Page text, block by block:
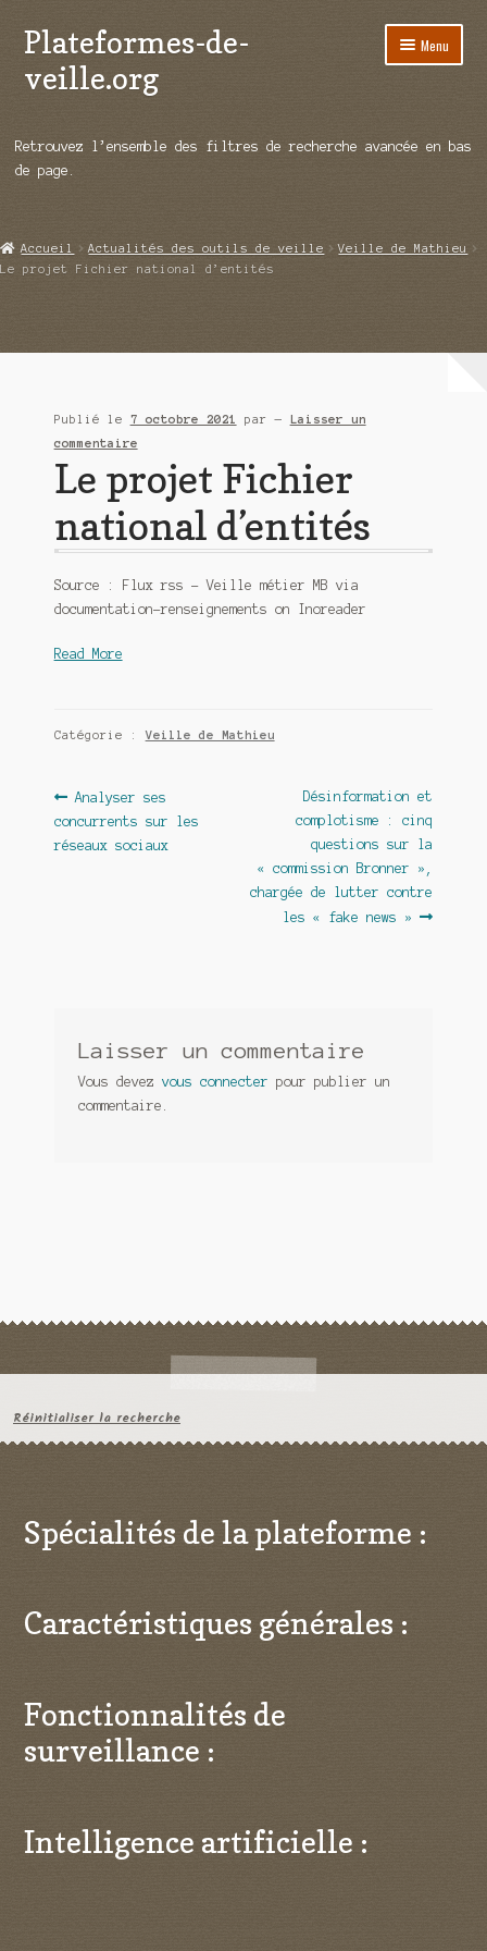
Aller
à
la
Aller
au
contenu
Plateformes-de-
veille.org
Menu
Répertoire d’ouitils
Démos vidéos
Retrouvez l’ensemble des filtres de recherche avancée en bas
de page.
Accueil Actualités des outils de veille
Veille de Mathieu
Le projet Fichier national d’entités
Publié le 7 octobre 2021 par— Laisser un
commentaire
Le projet Fichier
national d’entités
Source : Flux rss – Veille métier MB via
documentation-renseignements on Inoreader
Read More
Catégorie :Veille de Mathieu
Navigation
de
Article
précédent :
Analyser ses
concurrents sur les
réseaux sociaux
Article
suivant :
Désinformation et
complotisme : cinq
questions sur la
« commission Bronner »,
chargée de lutter contre
les « fake news »
Laisser un commentaire
Vous devez vous connecter pour publier un
commentaire.
Réinitialiser la recherche
Spécialités de la plateforme :
Caractéristiques générales :
Fonctionnalités de
surveillance :
Intelligence artificielle :